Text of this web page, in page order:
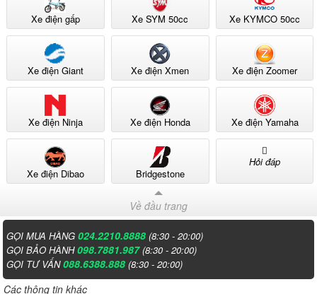
Xe điện gấp Xe SYM 50cc Xe KYMCO 50cc
Xe điện Giant Xe điện Xmen Xe điện Zoomer
Xe điện Ninja Xe điện Honda Xe điện Yamaha
Xe điện Dibao Bridgestone
Hỏi đáp
Về đầu trang
GỌI MUA HÀNG024.2210.8888 (8:30 - 20:00)
GỌI BẢO HÀNH098.7881.987 (8:30 - 20:00)
GỌI TƯ VẤN088.6388.888 (8:30 - 20:00)
Các thông tin khác